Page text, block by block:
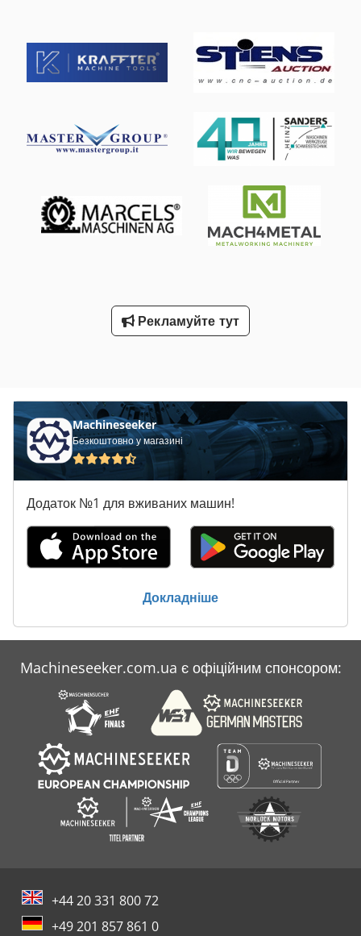
Рекламуйте тут
Machineseeker
Безкоштовно у магазині
Додаток №1 для вживаних машин!
Докладніше
Machineseeker.com.ua є офіційним спонсором:
+44 20 331 800 72
+49 201 857 861 0